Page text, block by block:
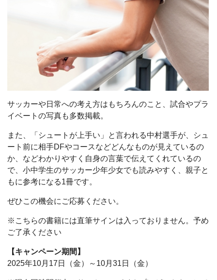
サッカーや日常への考え方はもちろんのこと、試合やプラ
イベートの写真も多数掲載。
また、「シュートが上手い」と言われる中村選手が、シュ
ート前に相手DFやコースなどどんなものが見えているの
か、などわかりやすく自身の言葉で伝えてくれているの
で、小中学生のサッカー少年少女でも読みやすく、親子と
もに参考になる1冊です。
ぜひこの機会にご応募ください。
※こちらの書籍には直筆サインは入っておりません。予め
ご了承ください
【キャンペーン期間】
2025年10月17日（金）～10月31日（金）